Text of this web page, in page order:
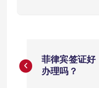
章
菲律宾签证好
办理吗？